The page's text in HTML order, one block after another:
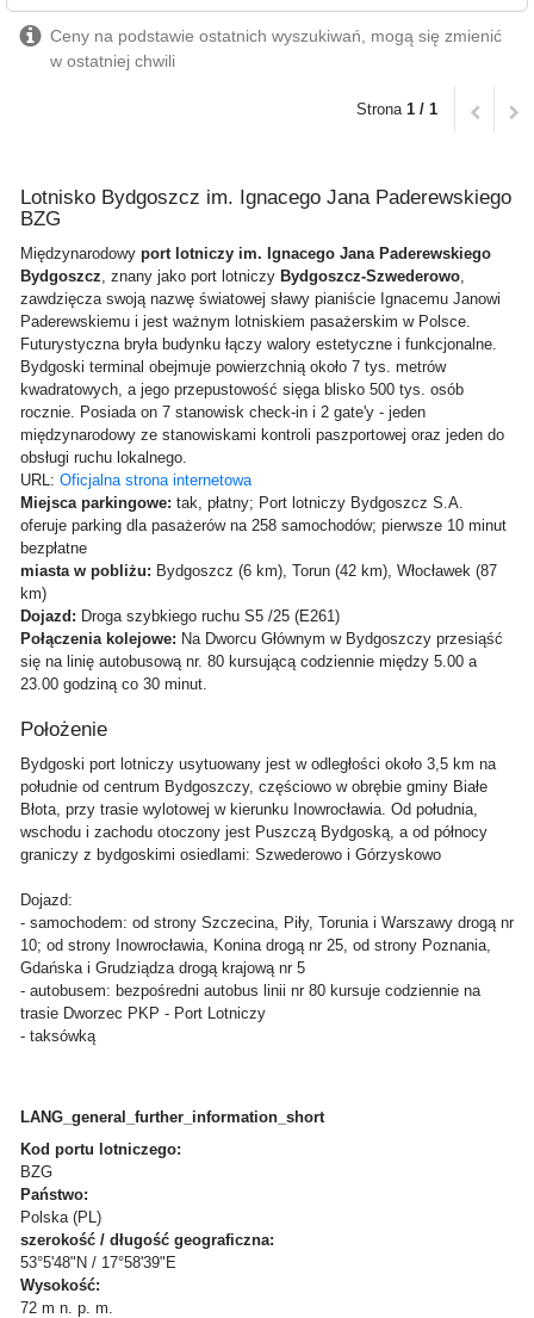
Ceny na podstawie ostatnich wyszukiwań, mogą się zmienić
w ostatniej chwili
Strona 1 / 1
Lotnisko Bydgoszcz im. Ignacego Jana Paderewskiego
BZG
Międzynarodowy port lotniczy im. Ignacego Jana Paderewskiego
Bydgoszcz , znany jako port lotniczy Bydgoszcz-Szwederowo
zawdzięcza swoją nazwę światowej sławy pianiście Ignacemu Janowi
Paderewskiemu i jest ważnym lotniskiem pasażerskim w Polsce.
Futurystyczna bryła budynku łączy walory estetyczne i funkcjonalne.
Bydgoski terminal obejmuje powierzchnią około 7 tys. metrów
kwadratowych, a jego przepustowość sięga blisko 500 tys. osób
rocznie. Posiada on 7 stanowisk check-in i 2 gate'y - jeden
międzynarodowy ze stanowiskami kontroli paszportowej oraz jeden do
obsługi ruchu lokalnego.
URL: Oficjalna strona internetowa
Miejsca parkingowe: tak, płatny; Port lotniczy Bydgoszcz S.A.
oferuje parking dla pasażerów na 258 samochodów; pierwsze 10 minut
bezpłatne
miasta w pobliżu: Bydgoszcz (6 km), Torun (42 km), Włocławek (87
km)
Dojazd: Droga szybkiego ruchu S5 /25 (E261)
Połączenia kolejowe: Na Dworcu Głównym w Bydgoszczy przesiąść
się na linię autobusową nr. 80 kursującą codziennie między 5.00 a
23.00 godziną co 30 minut.
Położenie
Bydgoski port lotniczy usytuowany jest w odległości około 3,5 km na
południe od centrum Bydgoszczy, częściowo w obrębie gminy Białe
Błota, przy trasie wylotowej w kierunku Inowrocławia. Od południa,
wschodu i zachodu otoczony jest Puszczą Bydgoską, a od północy
graniczy z bydgoskimi osiedlami: Szwederowo i Górzyskowo
Dojazd:
- samochodem: od strony Szczecina, Piły, Torunia i Warszawy drogą nr
10; od strony Inowrocławia, Konina drogą nr 25, od strony Poznania,
Gdańska i Grudziądza drogą krajową nr 5
- autobusem: bezpośredni autobus linii nr 80 kursuje codziennie na
trasie Dworzec PKP - Port Lotniczy
- taksówką
LANG_general_further_information_short
Kod portu lotniczego:
BZG
Państwo:
Polska (PL)
szerokość / długość geograficzna:
53°5'48"N / 17°58'39"E
Wysokość:
72 m n. p. m.